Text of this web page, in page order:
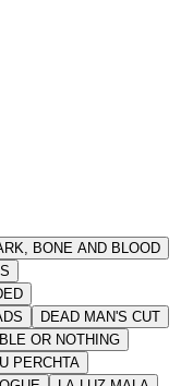
BONE AND BLOOD
DEAD MAN'S CUT
OR NOTHING
PERCHTA